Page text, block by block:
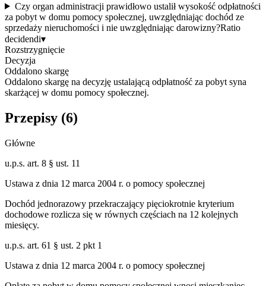
Czy organ administracji prawidłowo ustalił wysokość odpłatności
za pobyt w domu pomocy społecznej, uwzględniając dochód ze
sprzedaży nieruchomości i nie uwzględniając darowizny?Ratio
decidendi▾
Rozstrzygnięcie
Decyzja
Oddalono skargę
Oddalono skargę na decyzję ustalającą odpłatność za pobyt syna
skarżącej w domu pomocy społecznej.
Przepisy (6)
Główne
u.p.s. art. 8 § ust. 11
Ustawa z dnia 12 marca 2004 r. o pomocy społecznej
Dochód jednorazowy przekraczający pięciokrotnie kryterium
dochodowe rozlicza się w równych częściach na 12 kolejnych
miesięcy.
u.p.s. art. 61 § ust. 2 pkt 1
Ustawa z dnia 12 marca 2004 r. o pomocy społecznej